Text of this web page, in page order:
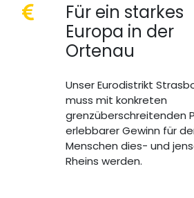
Für ein starkes
Europa in der
Ortenau
Unser Eurodistrikt
muss mit konkreten
grenzüberschreitenden
erlebbarer Gewinn für
Menschen dies- und
Rheins werden.